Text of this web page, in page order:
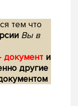
тем что
Вы в
документ и
другие